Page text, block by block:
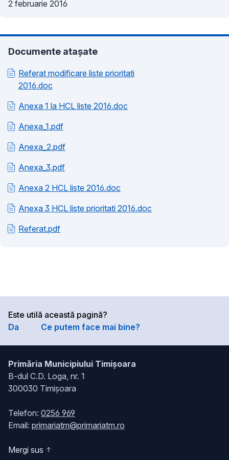
2 februarie 2016
Documente atașate
Referat modificare liste prioritati
2016.doc
Anexa 1 la HCL liste 2016.doc
Anexa_1.pdf
Anexa_2.pdf
Anexa_3.pdf
Anexa 2 HCL liste 2016.doc
Anexa 3 HCL liste prioritati 2016.doc
Referat.pdf
Este utilă această pagină?
Da
Ce putem face mai bine?
Primăria Municipiului Timișoara
B-dul C.D. Loga, nr. 1
300030 Timișoara
Telefon: 0256 969
Email: primariatm@primariatm.ro
Mergi sus